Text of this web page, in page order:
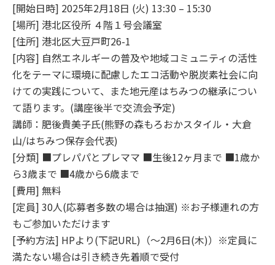
[開始日時] 2025年2月18日 (火) 13:30 – 15:30
[場所] 港北区役所 ４階１号会議室
[住所] 港北区大豆戸町26-1
[内容] 自然エネルギーの普及や地域コミュニティの活性
化をテーマに環境に配慮したエコ活動や脱炭素社会に向
けての実践について、また地元産はちみつの継承につい
て語ります。(講座後半で交流会予定)
講師：肥後貴美子氏(熊野の森もろおかスタイル・大倉
山/はちみつ保存会代表)
[分類] ■プレパパとプレママ ■生後12ヶ月まで ■1歳か
ら3歳まで ■4歳から6歳まで
[費用] 無料
[定員] 30人(応募者多数の場合は抽選) ※お子様連れの方
もご参加いただけます
[予約方法] HPより(下記URL)（～2月6日(木)）※定員に
満たない場合は引き続き先着順で受付